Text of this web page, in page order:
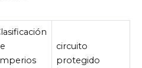
circuito
protegido